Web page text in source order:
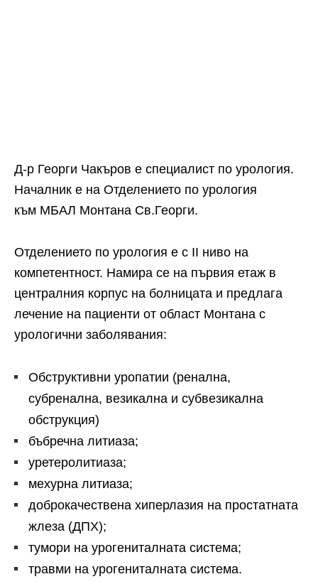
Д-р Георги Чакъров е специалист по урология.
Началник е на Отделението по урология
към МБАЛ Монтана Св.Георги.
Отделението по урология е с ІІ ниво на
компетентност. Намира се на първия етаж в
централния корпус на болницата и предлага
лечение на пациенти от област Монтана с
урологични заболявания:
Обструктивни уропатии (ренална,
субренална, везикална и субвезикална
обструкция)
бъбречна литиаза;
уретеролитиаза;
мехурна литиаза;
доброкачествена хиперлазия на простатната
жлеза (ДПХ);
тумори на урогениталната система;
травми на урогениталната система.